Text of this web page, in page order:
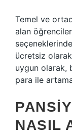
Temel ve
alan
ücretsiz
uygun olarak,
para ile
NASIL